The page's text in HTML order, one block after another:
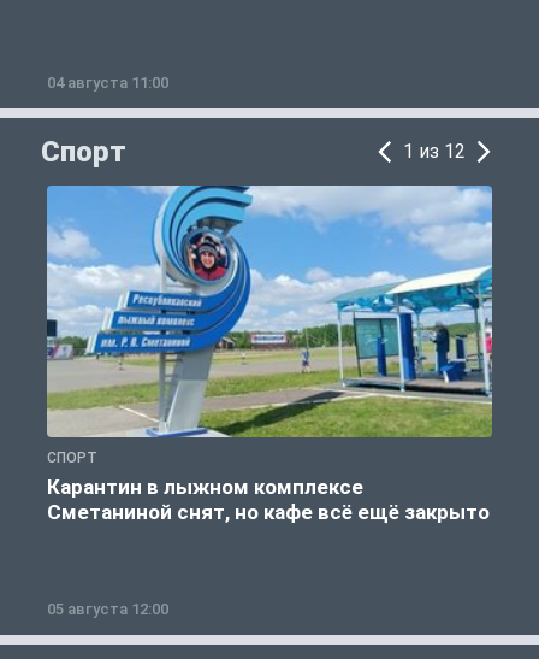
04 августа 11:00
Спорт 1 из 12
СПОРТ
Карантин в лыжном комплексе
Сметаниной снят, но кафе всё ещё закрыто
05 августа 12:00